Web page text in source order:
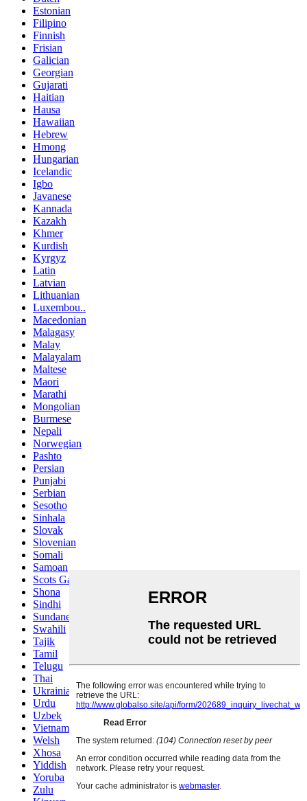
Estonian
Filipino
Finnish
Frisian
Galician
Georgian
Gujarati
Haitian
Hausa
Hawaiian
Hebrew
Hmong
Hungarian
Icelandic
Igbo
Javanese
Kannada
Kazakh
Khmer
Kurdish
Kyrgyz
Latin
Latvian
Lithuanian
Luxembou..
Macedonian
Malagasy
Malay
Malayalam
Maltese
Maori
Marathi
Mongolian
Burmese
Nepali
Norwegian
Pashto
Persian
Punjabi
Serbian
Sesotho
Sinhala
Slovak
Slovenian
Somali
Samoan
Scots Gaelic
Shona
Sindhi
Sundanese
Swahili
Tajik
Tamil
Telugu
Thai
Ukrainian
Urdu
Uzbek
Vietnamese
Welsh
Xhosa
Yiddish
Yoruba
Zulu